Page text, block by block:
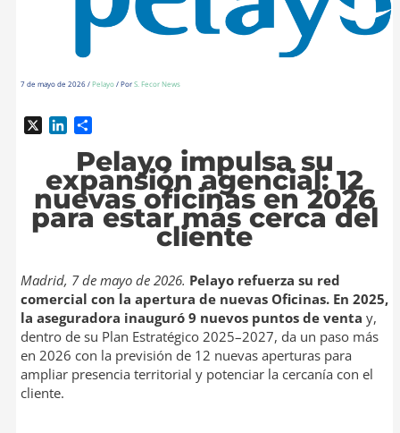
7 de mayo de 2026/Pelayo/ PorS. Fecor News
k
e
d
I
m
p
a
r
t
Pelayo impulsa su
expansión agencial: 12
nuevas oficinas en 2026
para estar más cerca del
cliente
Madrid, 7 de mayo de 2026. Pelayo refuerza su red
comercial con la apertura de nuevas Oficinas. En 2025,
la aseguradora inauguró 9 nuevos puntos de venta y,
dentro de su Plan Estratégico 2025–2027, da un paso más
en 2026 con la previsión de 12 nuevas aperturas para
ampliar presencia territorial y potenciar la cercanía con el
cliente.